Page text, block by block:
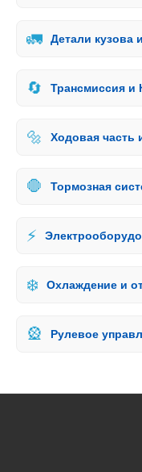
🚛 Детали кузова
🔄 Трансмиссия и
🔩 Ходовая часть
🛑 Тормозная
⚡
❄️ Охлаждение и
🎡 Рулевое